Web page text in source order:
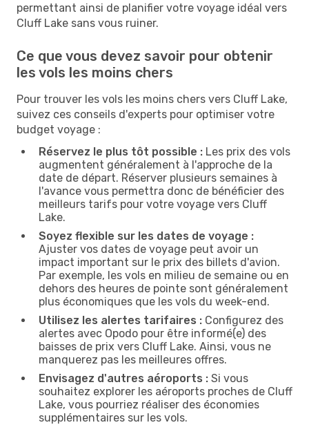
permettant ainsi de planifier votre voyage idéal vers
Cluff Lake sans vous ruiner.
Ce que vous devez savoir pour obtenir
les vols les moins chers
Pour trouver les vols les moins chers vers Cluff Lake,
suivez ces conseils d'experts pour optimiser votre
budget voyage :
Réservez le plus tôt possible : Les prix des vols
augmentent généralement à l'approche de la
date de départ. Réserver plusieurs semaines à
l'avance vous permettra donc de bénéficier des
meilleurs tarifs pour votre voyage vers Cluff
Lake.
Soyez flexible sur les dates de voyage :
Ajuster vos dates de voyage peut avoir un
impact important sur le prix des billets d'avion.
Par exemple, les vols en milieu de semaine ou en
dehors des heures de pointe sont généralement
plus économiques que les vols du week-end.
Utilisez les alertes tarifaires : Configurez des
alertes avec Opodo pour être informé(e) des
baisses de prix vers Cluff Lake. Ainsi, vous ne
manquerez pas les meilleures offres.
Envisagez d'autres aéroports : Si vous
souhaitez explorer les aéroports proches de Cluff
Lake, vous pourriez réaliser des économies
supplémentaires sur les vols.